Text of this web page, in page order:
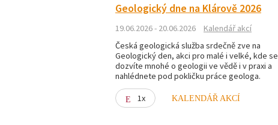
Geologický dne na Klárově 2026
19.06.2026 - 20.06.2026
Kalendář akcí
Česká geologická služba srdečně zve na
Geologický den, akci pro malé i velké, kde se
dozvíte mnohé o geologii ve vědě i v praxi a
nahlédnete pod pokličku práce geologa.
1x KALENDÁŘ AKCÍ